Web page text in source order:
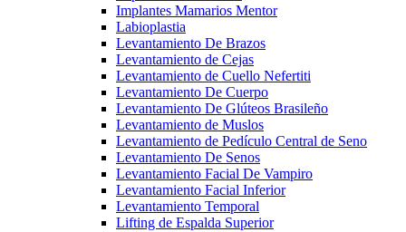
Implantes Mamarios Mentor
Labioplastia
Levantamiento De Brazos
Levantamiento de Cejas
Levantamiento de Cuello Nefertiti
Levantamiento De Cuerpo
Levantamiento De Glúteos Brasileño
Levantamiento de Muslos
Levantamiento de Pedículo Central de Seno
Levantamiento De Senos
Levantamiento Facial De Vampiro
Levantamiento Facial Inferior
Levantamiento Temporal
Lifting de Espalda Superior